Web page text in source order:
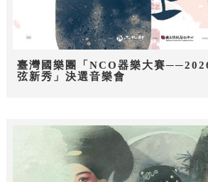
臺灣國樂團「NCO器樂大賽
弦新秀」決選音樂會